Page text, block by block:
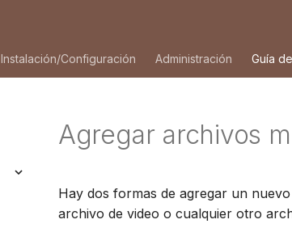
Instalación/Configuración Administración Guía
Agregar archivos
Hay dos formas de agregar un
archivo de video o cualquier otro